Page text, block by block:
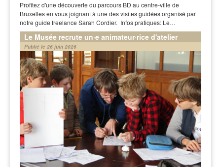
Profitez d'une découverte du parcours BD au centre-ville de
Bruxelles en vous joignant à une des visites guidées organisé par
notre guide freelance Sarah Cordier. Infos pratiques: Le…
Le Musée recrute un·e animateur·rice d'atelier
Publié le 26 juin 2026